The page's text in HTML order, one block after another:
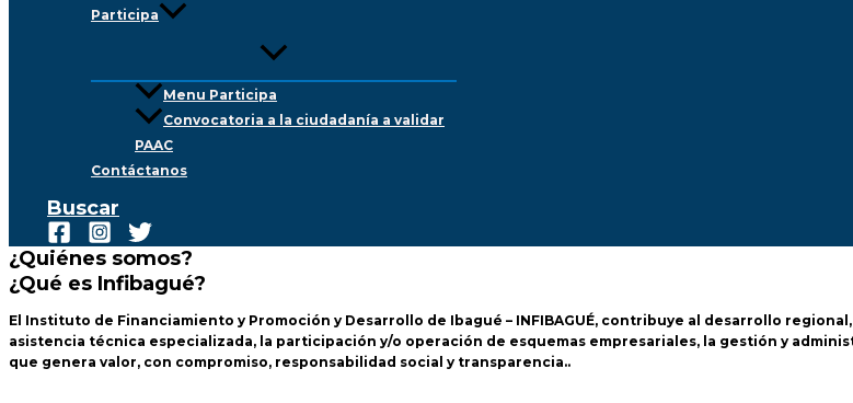
Participa
Menu Participa
Convocatoria a la ciudadanía a validar
PAAC
Contáctanos
Buscar
¿Quiénes somos?
¿Qué es Infibagué?
El Instituto de Financiamiento y Promoción y Desarrollo de Ibagué – INFIBAGUÉ, contribuye al desarrollo
asistencia técnica especializada, la participación y/o operación de esquemas empresariales, la gestión y
que genera valor, con compromiso, responsabilidad social y transparencia..